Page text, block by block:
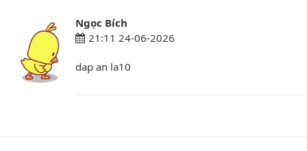
Ngọc Bích
21:11 24-06-2026
dap an la10